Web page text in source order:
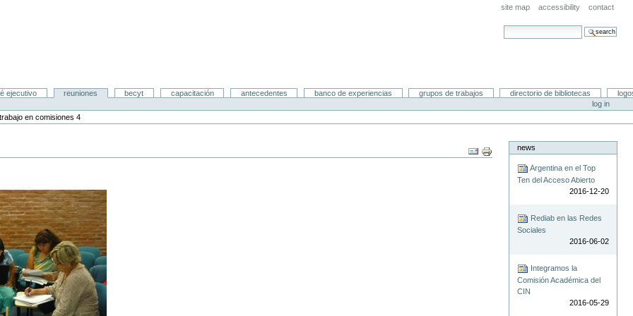
site map accessibility contact
search site
ejecutivo reuniones becyt capacitación antecedentes banco de experiencias grupos de trabajos directorio de bibliotecas
log in
en comisiones 4
Document
Actions
news
Argentina en el Top
Ten del Acceso Abierto
2016-12-20
Rediab en las Redes
Sociales
2016-06-02
Integramos la
Comisión Académica del
CIN
2016-05-29